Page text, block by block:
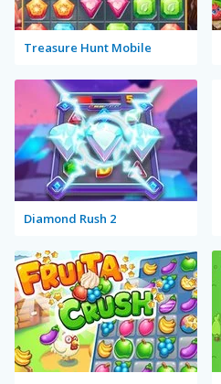
Treasure Hunt Mobile
Diamond Rush 2